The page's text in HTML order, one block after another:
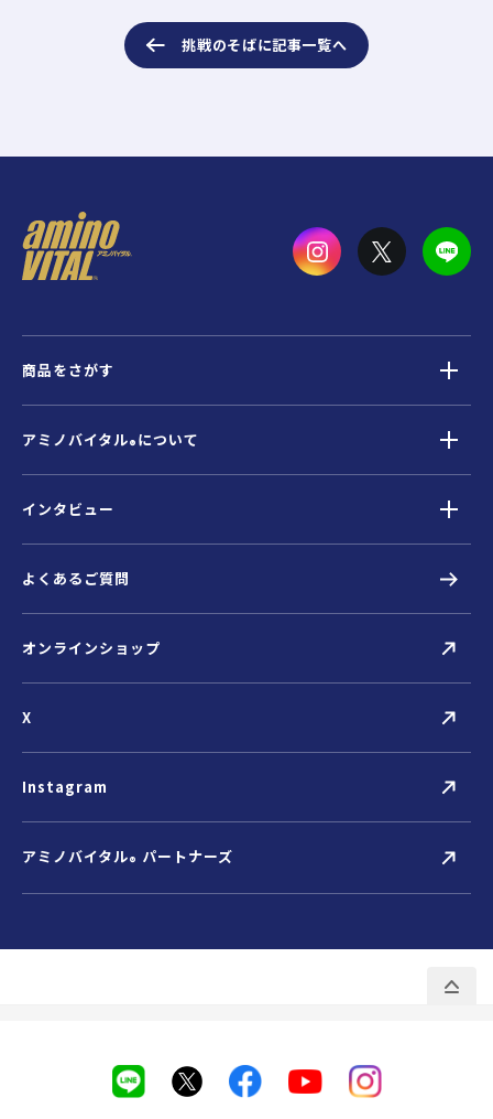
挑戦のそばに記事一覧へ
商品をさがす
アミノバイタル® について
インタビュー
よくあるご質問
オンラインショップ
X
Instagram
アミノバイタル® パートナーズ